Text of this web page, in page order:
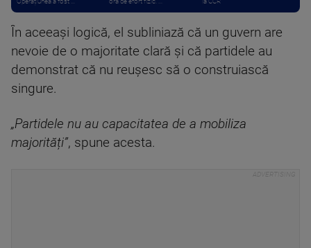
În aceeași logică, el subliniază că un guvern are
nevoie de o majoritate clară și că partidele au
demonstrat că nu reușesc să o construiască
singure.
„Partidele nu au capacitatea de a mobiliza
majorități”, spune acesta.